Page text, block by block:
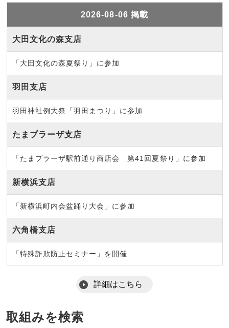
2026-08-06 掲載
大田文化の森支店
「大田文化の森夏祭り」に参加
羽田支店
羽田神社例大祭「羽田まつり」に参加
たまプラーザ支店
「たまプラーザ駅前通り商店会 第41回夏祭り」に参加
新横浜支店
「新横浜町内会盆踊り大会」に参加
六角橋支店
「特殊詐欺防止セミナー」を開催
取組みを検索